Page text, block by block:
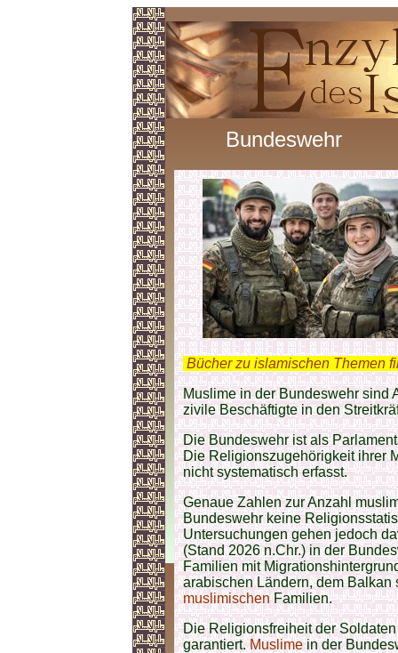
Bundeswehr
Bücher zu islamischen Themen
Muslime in der Bundeswehr sind
zivile Beschäftigte in den
Die Bundeswehr ist als
Die Religionszugehörigkeit ihrer
nicht systematisch erfasst.
Genaue Zahlen zur Anzahl
Bundeswehr keine
Untersuchungen gehen jedoch
(Stand 2026 n.Chr.) in der
Familien mit
arabischen Ländern, dem
muslimischenFamilien.
Die Religionsfreiheit der
garantiert.Muslimein der